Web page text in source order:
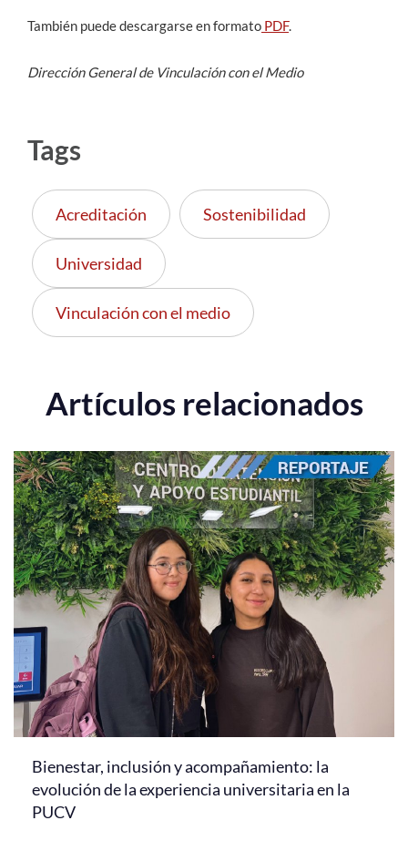
También puede descargarse en formato PDF.
Dirección General de Vinculación con el Medio
Tags
Acreditación Sostenibilidad
Universidad
Vinculación con el medio
Artículos relacionados
Bienestar, inclusión y acompañamiento: la
evolución de la experiencia universitaria en la
PUCV